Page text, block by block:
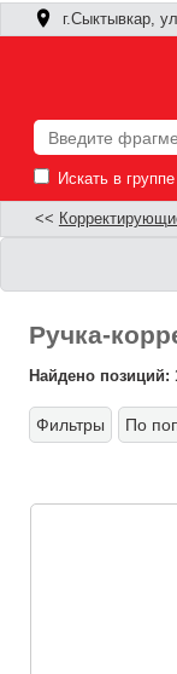
г.Сыктывкар,
Искать в
<<
Ручка-
Найдено позиций:
Фильтры По